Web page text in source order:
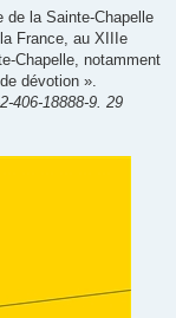
de la Sainte-Chapelle
France, au XIIIe
Chapelle, notamment
dévotion ».
406-18888-9. 29